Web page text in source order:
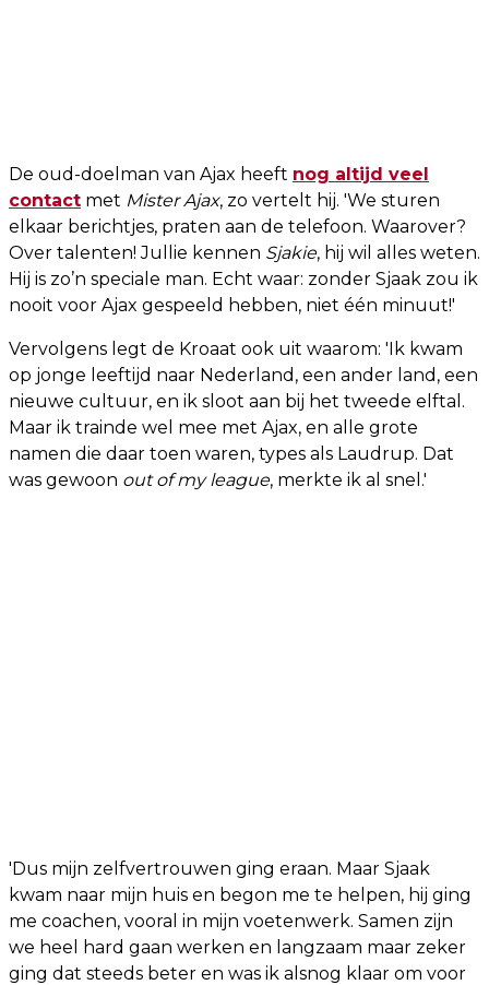
De oud-doelman van Ajax heeft nog altijd veel
contact met Mister Ajax, zo vertelt hij. 'We sturen
elkaar berichtjes, praten aan de telefoon. Waarover?
Over talenten! Jullie kennen Sjakie, hij wil alles weten.
Hij is zo’n speciale man. Echt waar: zonder Sjaak zou ik
nooit voor Ajax gespeeld hebben, niet één minuut!'
Vervolgens legt de Kroaat ook uit waarom: 'Ik kwam
op jonge leeftijd naar Nederland, een ander land, een
nieuwe cultuur, en ik sloot aan bij het tweede elftal.
Maar ik trainde wel mee met Ajax, en alle grote
namen die daar toen waren, types als Laudrup. Dat
was gewoon out of my league, merkte ik al snel.'
'Dus mijn zelfvertrouwen ging eraan. Maar Sjaak
kwam naar mijn huis en begon me te helpen, hij ging
me coachen, vooral in mijn voetenwerk. Samen zijn
we heel hard gaan werken en langzaam maar zeker
ging dat steeds beter en was ik alsnog klaar om voor